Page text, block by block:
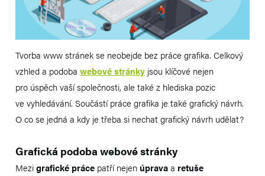
Tvorba www stránek se neobejde bez práce grafika. Celkový
vzhled a podoba webové stránky jsou klíčové nejen
pro úspěch vaší společnosti, ale také z hlediska pozic
ve vyhledávání. Součástí práce grafika je také grafický návrh.
O co se jedná a kdy je třeba si nechat grafický návrh udělat?
Grafická podoba webové stránky
Mezigrafické práce patří nejen úpravaa retuše